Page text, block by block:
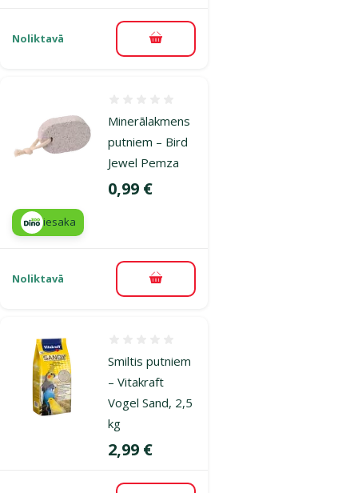
Noliktavā Pievienot grozam
Minerālakmens
putniem – Bird
Jewel Pemza
Cena
0,99 €
iesaka
Noliktavā Pievienot grozam
Smiltis putniem
– Vitakraft
Vogel Sand, 2,5
kg
Cena
2,99 €